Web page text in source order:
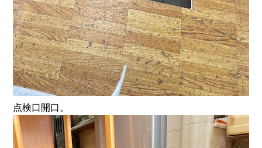
点検口開口。